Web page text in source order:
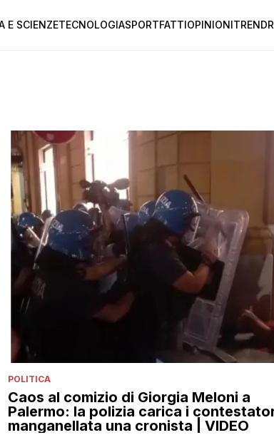
E SCIENZETECNOLOGIASPORTFATTIOPINIONITREND
POLITICA
Caos al comizio di Giorgia Meloni a
Palermo: la polizia carica i
manganellata una cronista | VIDEO